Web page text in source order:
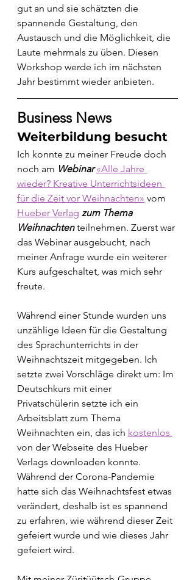
gut an und sie schätzten die
spannende Gestaltung, den
Austausch und die Möglichkeit, die
Laute mehrmals zu üben. Diesen
Workshop werde ich im nächsten
Jahr bestimmt wieder anbieten.
Business News
Weiterbildung besucht
Ich konnte zu meiner Freude doch
noch am Webinar «Alle Jahre
wieder? Kreative Unterrichtsideen
für die Zeit vor Weihnachten» vom
Hueber Verlag zum Thema
Weihnachten teilnehmen. Zuerst war
das Webinar ausgebucht, nach
meiner Anfrage wurde ein weiterer
Kurs aufgeschaltet, was mich sehr
freute.
Während einer Stunde wurden uns
unzählige Ideen für die Gestaltung
des Sprachunterrichts in der
Weihnachtszeit mitgegeben. Ich
setzte zwei Vorschläge direkt um: Im
Deutschkurs mit einer
Privatschülerin setzte ich ein
Arbeitsblatt zum Thema
Weihnachten ein, das ich kostenlos
von der Webseite des Hueber
Verlags downloaden konnte.
Während der Corona-Pandemie
hatte sich das Weihnachtsfest etwas
verändert, deshalb ist es spannend
zu erfahren, wie während dieser Zeit
gefeiert wurde und wie dieses Jahr
gefeiert wird.